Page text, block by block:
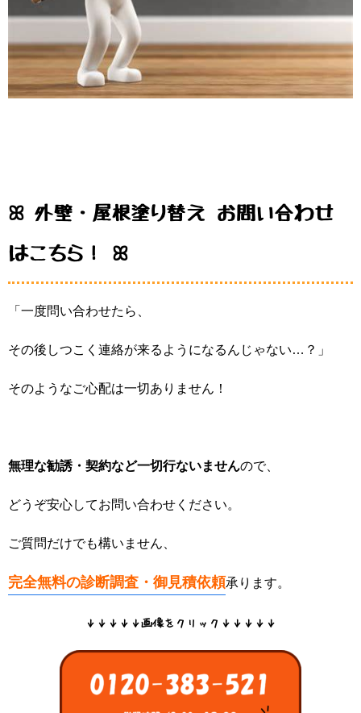
ꕤ 外壁・屋根塗り替え お問い合わせ
はこちら！ ꕤ
「一度問い合わせたら、
その後しつこく連絡が来るようになるんじゃない…？」
そのようなご心配は一切ありません！
無理な勧誘・契約など一切行ないませんので、
どうぞ安心してお問い合わせください。
ご質問だけでも構いません、
完全無料の診断調査・ 御見積依頼承ります。
↓↓↓↓↓画像をクリック↓↓↓↓↓